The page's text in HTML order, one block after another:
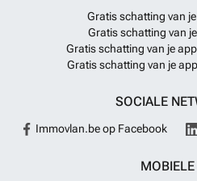
Gratis schatting van
Gratis schatting van
Gratis schatting van je
Gratis schatting van je
SOCIALE
Immovlan.be op Facebook